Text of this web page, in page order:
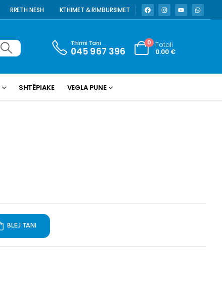
RRETH NESH KTHIMET & RIMBURSIMET
Thirrni Tani
045 967 396
0 Totali
0.00 €
SHTËPIAKE VEGLA PUNE
BLEJ TANI